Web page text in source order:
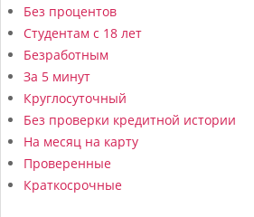
Без процентов
Студентам с 18 лет
Безработным
За 5 минут
Круглосуточный
Без проверки кредитной истории
На месяц на карту
Проверенные
Краткосрочные